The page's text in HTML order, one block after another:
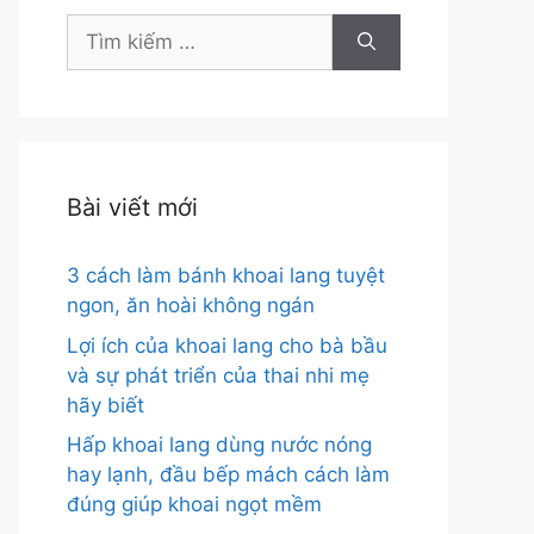
Tìm
Bài viết mới
3 cách làm bánh khoai lang tuyệt
ngon, ăn hoài không ngán
Lợi ích của khoai lang cho bà bầu
và sự phát triển của thai nhi mẹ
hãy biết
Hấp khoai lang dùng nước nóng
hay lạnh, đầu bếp mách cách làm
đúng giúp khoai ngọt mềm